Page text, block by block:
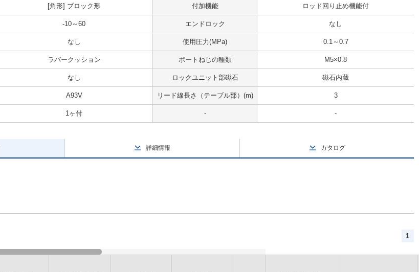
[角形] ブロック形 付加機能 ロッド回り止め機能付
-10～60 エンドロック なし
なし 使用圧力(MPa) 0.1～0.7
ラバークッション ポートねじの種類 M5×0.8
なし ロックユニット部磁石 磁石内蔵
A93V リード線長さ（テーブル部）(m) 3
1ヶ付 - -
詳細情報 カタログ
1